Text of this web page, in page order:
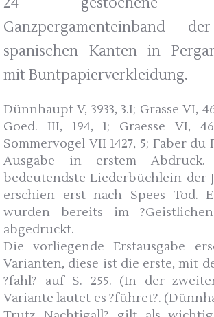
Ganzpergamenteinband
spanischen Kanten in
mit Buntpapierverkleidung.
Dünnhaupt V, 3933, 3.I; Grasse VI,
Goed. III, 194, 1; Graesse VI,
Sommervogel VII 1427, 5; Faber du
Ausgabe in erstem
bedeutendste Liederbüchlein der
erschien erst nach Spees Tod.
wurden bereits im ?Geistlichen
abgedruckt.
Die vorliegende Erstausgabe
Varianten, diese ist die erste, mit
?fahl? auf S. 255. (In der
Variante lautet es ?führet?.